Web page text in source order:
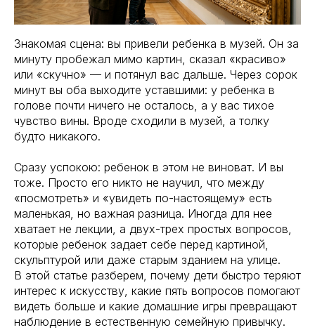
Знакомая сцена: вы привели ребенка в музей. Он за
минуту пробежал мимо картин, сказал «красиво»
или «скучно» — и потянул вас дальше. Через сорок
минут вы оба выходите уставшими: у ребенка в
голове почти ничего не осталось, а у вас тихое
чувство вины. Вроде сходили в музей, а толку
будто никакого.
Сразу успокою: ребенок в этом не виноват. И вы
тоже. Просто его никто не научил, что между
«посмотреть» и «увидеть по-настоящему» есть
маленькая, но важная разница. Иногда для нее
хватает не лекции, а двух-трех простых вопросов,
которые ребенок задает себе перед картиной,
скульптурой или даже старым зданием на улице.
В этой статье разберем, почему дети быстро теряют
интерес к искусству, какие пять вопросов помогают
видеть больше и какие домашние игры превращают
наблюдение в естественную семейную привычку.